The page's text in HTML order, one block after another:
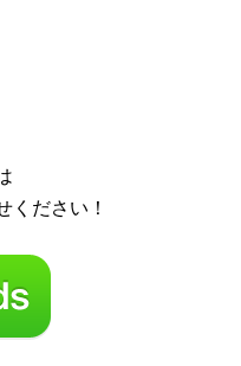
ください！